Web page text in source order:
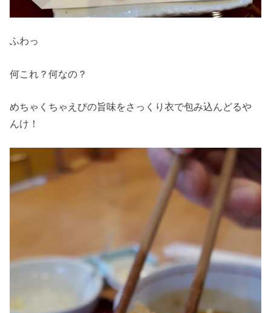
ふわっ
何これ？何なの？
めちゃくちゃえびの旨味をさっくり衣で包み込んどるや
んけ！